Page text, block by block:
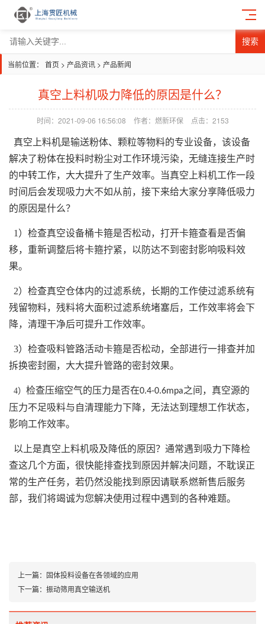
搜索
当前位置： 首页 > 产品资讯 > 产品新闻
真空上料机吸力降低的原因是什么？
时间：2021-09-06 16:56:08 作者：燃新环保 点击： 2153
真空上料机是输送粉体、颗粒等物料的专业设备，该设备
解决了粉体在投料时粉尘对工作环境污染，无缝连接生产时
的中转工作，大大提升了生产效率。当真空上料机工作一段
时间后会发现吸力大不如从前，接下来给大家分享降低吸力
的原因是什么？
1）检查真空设备桶卡箍是否松动，打开卡箍查看是否偏
移，重新调整后将卡箍拧紧，以防达不到密封影响吸料效
果。
2）检查真空仓体内的过滤系统，长期的工作使过滤系统有
残留物料，残料将大面积过滤系统堵塞后，工作效率将会下
降，清理干净后可提升工作效率。
3）检查吸料管路活动卡箍是否松动，全部进行一排查并加
拆换密封圈，大大提升管路的密封效果。
4） 检查压缩空气的压力是否在0.4-0.6mpa之间，真空源的
压力不足吸料与自清理能力下降，无法达到理想工作状态，
影响工作效率。
以上是真空上料机吸及降低的原因？通常遇到吸力下降检
查这几个方面，很快能排查找到原因并解决问题，不耽误正
常的生产任务，若仍然没能找到原因请联系燃新售后服务
部，我们将竭诚为您解决使用过程中遇到的各种难题。
上一篇： 固体投料设备在各领域的应用
下一篇： 振动筛用真空输送机